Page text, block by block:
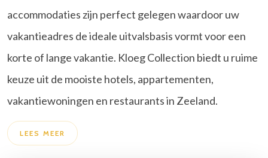
accommodaties zijn perfect gelegen waardoor uw
vakantieadres de ideale uitvalsbasis vormt voor een
korte of lange vakantie. Kloeg Collection biedt u ruime
keuze uit de mooiste hotels, appartementen,
vakantiewoningen en restaurants in Zeeland.
LEES MEER